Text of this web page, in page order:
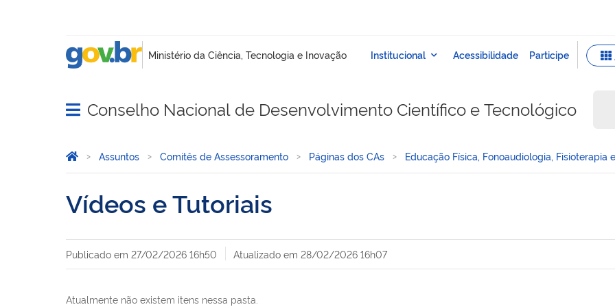
Abrir menu principal de navegação
Conselho Nacional de Desenvolvimento Científico e Tecnológico
Você está aqui:
Página Inicial
Assuntos Comitês de Assessoramento Páginas dos CAs Educação Física, Fonoaudiologia, Fisioterapia
Vídeos e Tutoriais
Publicado em 27/02/2026 16h50 Atualizado em 28/02/2026 16h07
Atualmente não existem itens nessa pasta.